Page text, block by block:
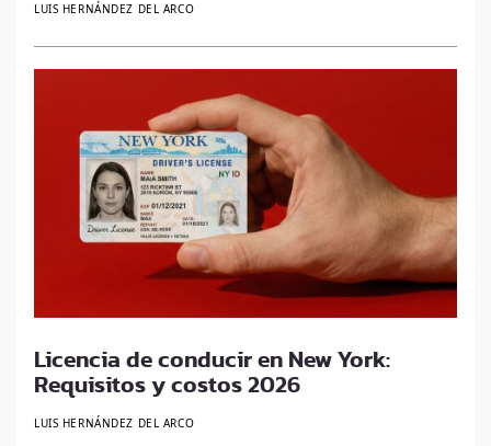
LUIS HERNÁNDEZ DEL ARCO
Licencia de conducir en New York:
Requisitos y costos 2026
LUIS HERNÁNDEZ DEL ARCO